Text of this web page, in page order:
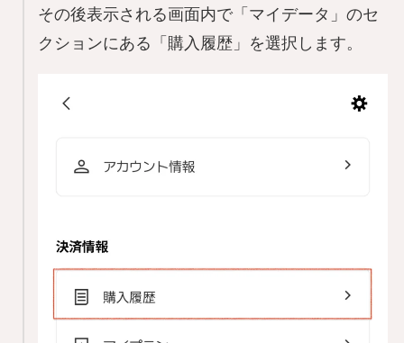
その後表示される画面内で「マイデータ」のセ
クションにある「購入履歴」を選択します。